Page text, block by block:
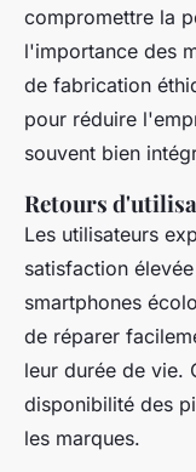
compromettre la
l'importance des
de fabrication
pour réduire
souvent bien
Retours
Les utilisateurs
satisfaction
smartphones
de réparer
leur durée de vie.
disponibilité des
les marques.